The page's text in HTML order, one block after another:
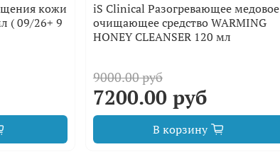
кожи
( 09/26+ 9
iS Clinical Разогревающее медовое
очищающее средство WARMING
HONEY CLEANSER 120 мл
9000.00 руб
7200.00 руб
В корзину